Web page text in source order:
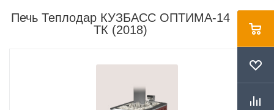
Печь Теплодар КУЗБАСС ОПТИМА-14
ТК (2018)